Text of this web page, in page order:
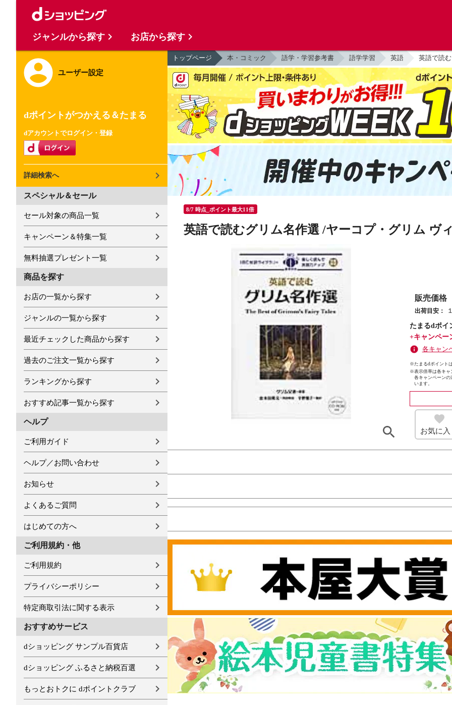
ユーザー設定
dポイントがつかえる＆たまる
dアカウントでログイン・登録
詳細検索へ
スペシャル＆セール
セール対象の商品一覧
キャンペーン＆特集一覧
無料抽選プレゼント一覧
商品を探す
お店の一覧から探す
ジャンルの一覧から探す
最近チェックした商品から探す
過去のご注文一覧から探す
ランキングから探す
おすすめ記事一覧から探す
ヘルプ
ご利用ガイド
ヘルプ／お問い合わせ
お知らせ
よくあるご質問
はじめての方へ
ご利用規約・他
ご利用規約
プライバシーポリシー
特定商取引法に関する表示
おすすめサービス
dショッピング サンプル百貨店
dショッピング ふるさと納税百選
もっとおトクに dポイントクラブ
トップページ 本・コミック 語学・学習参考書 語学学習 英語 英語で読
8/7 時点_ポイント最大11倍
英語で読むグリム名作選 /ヤーコプ・グリム ヴ
販売価格
出荷目安：
たまるdポイ
+キャンペー
各キャン
※たまるdポイント
※表示倍率は各キャ
各キャンペーンの
います。
お気に入
ジャンルから探す お店から探す